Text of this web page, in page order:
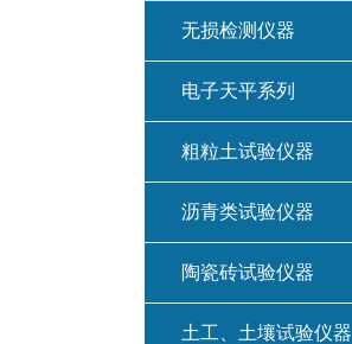
无损检测仪器
电子天平系列
粗粒土试验仪器
沥青类试验仪器
陶瓷砖试验仪器
土工、土壤试验仪器